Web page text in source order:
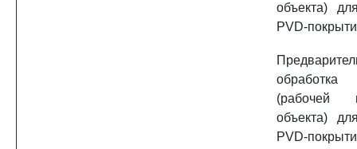
объекта)
PVD-
(рабочей
объекта)
PVD-